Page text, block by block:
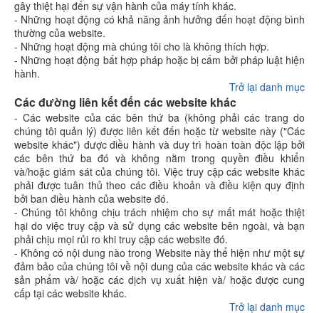
gây thiệt hại đến sự vận hành của máy tính khác.
- Những hoạt động có khả năng ảnh hưởng đến hoạt động bình
thường của website.
- Những hoạt động mà chúng tôi cho là không thích hợp.
- Những hoạt động bất hợp pháp hoặc bị cấm bởi pháp luật hiện
hành.
Trở lại danh mục
Các đường liên kết đến các website khác
- Các website của các bên thứ ba (không phải các trang do
chúng tôi quản lý) được liên kết đến hoặc từ website này ("Các
website khác") được điều hành và duy trì hoàn toàn độc lập bởi
các bên thứ ba đó và không nằm trong quyền điều khiển
và/hoặc giám sát của chúng tôi. Việc truy cập các website khác
phải được tuân thủ theo các điều khoản và điều kiện quy định
bởi ban điều hành của website đó.
- Chúng tôi không chịu trách nhiệm cho sự mất mát hoặc thiệt
hại do việc truy cập và sử dụng các website bên ngoài, và bạn
phải chịu mọi rủi ro khi truy cập các website đó.
- Không có nội dung nào trong Website này thể hiện như một sự
đảm bảo của chúng tôi về nội dung của các website khác và các
sản phẩm và/ hoặc các dịch vụ xuất hiện và/ hoặc được cung
cấp tại các website khác.
Trở lại danh mục